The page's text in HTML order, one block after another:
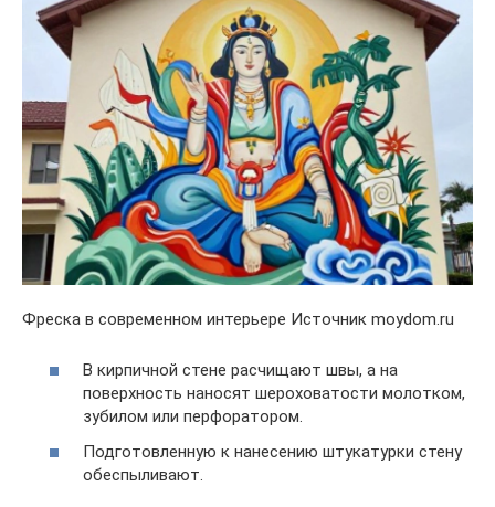
Фреска в современном интерьере Источник moydom.ru
В кирпичной стене расчищают швы, а на
поверхность наносят шероховатости молотком,
зубилом или перфоратором.
Подготовленную к нанесению штукатурки стену
обеспыливают.